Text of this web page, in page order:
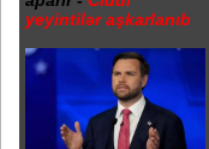
yeyintilər aşkarlanıb